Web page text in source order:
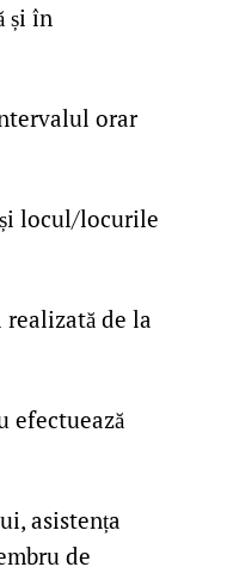
și în
orar
locul/locurile
realizată de la
efectuează
asistența
de